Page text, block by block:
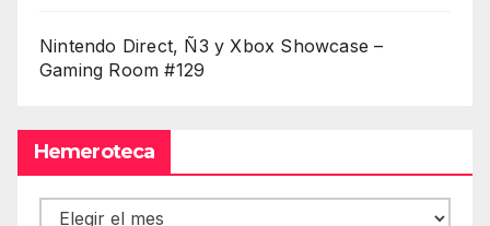
Nintendo Direct, Ñ3 y Xbox Showcase –
Gaming Room #129
Hemeroteca
Hemeroteca